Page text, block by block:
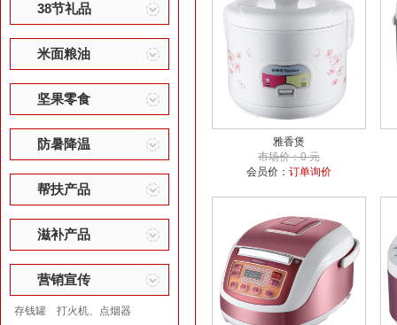
38节礼品
米面粮油
坚果零食
防暑降温
帮扶产品
滋补产品
营销宣传
存钱罐
打火机、点烟器
雅香煲
市场价：0 元
会员价： 订单询价